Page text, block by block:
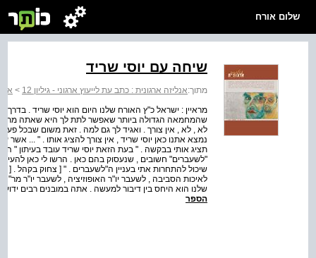
שלום אורח
שיחה עם יוסי שריד
מתוך:אנליזה ארגונית : כתב עת לייעוץ ארגוני - גיליון 12 >
מראיין : ישראל כ"ץ האורח שלנו היום הוא יוסי שריד .
שהמחמאה הגדולה ביותר שאפשר לתת לך היא שאתה
לא , לא , אין צורך . ואגיד לך גם למה . זאת משום שבכל
נמצא אתנו כאן יוסי שריד , אין צורך להציג אותו . " ... אשר
תציג אותי בבקשה . " בעת הזאת יוסי שריד עובד בעיתון "
"לשעברים" חשובים , שנעסוק בהם כאן . הרשו לי כאן
שיכול להתחרות אתי בעניין ה"לשעברים . " [ צחוק בקהל .
לאיכות הסביבה , לשעבר יו"ר האופוזיציה , לשעבר יו"ר
שלנו הוא היחס בין דיבור למעשה . אתה במובנים רבים
הספר